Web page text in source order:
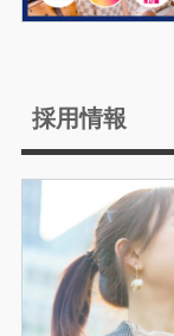
採用情報